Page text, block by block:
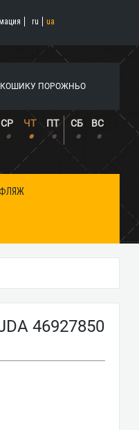
ru ua
ПОРОЖНЬО
СР ЧТ ПТ СБ ВС
• • • • •
46927850